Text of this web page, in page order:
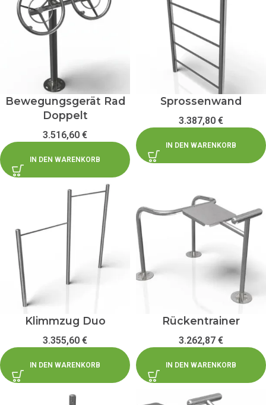
Bewegungsgerät Rad
Doppelt
3.516,60 €
IN DEN WARENKORB
Sprossenwand
3.387,80 €
IN DEN WARENKORB
Klimmzug Duo
3.355,60 €
IN DEN WARENKORB
Rückentrainer
3.262,87 €
IN DEN WARENKORB